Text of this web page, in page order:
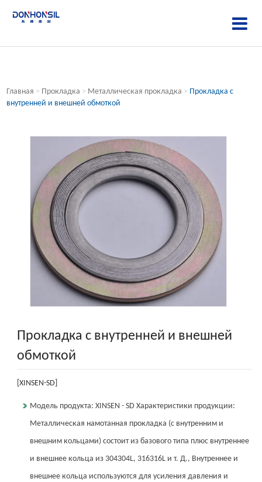
Главная > Прокладка > Металлическая прокладка > Прокладка с
внутренней и внешней обмоткой
Прокладка с внутренней и внешней
обмоткой
[XINSEN-SD]
Модель продукта: XINSEN - SD Характеристики продукции:
Металлическая намотанная прокладка (с внутренним и
внешним кольцами) состоит из базового типа плюс внутреннее
и внешнее кольца из 304304L, 316316L и т. Д., Внутреннее и
внешнее кольца используются для усиления давления и